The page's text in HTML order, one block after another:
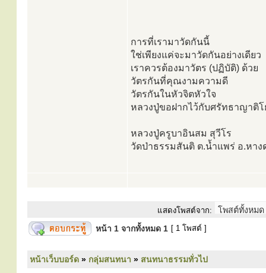
การที่เรามาวัดกันนี้
ใช่เพียงแค่จะมาวัดกันอย่างเดียว
เราควรต้องมาวัตร (ปฏิบัติ) ด้วย
วัตรกันที่คุณงามความดี
วัตรกันในหัวจิตหัวใจ
หลวงปู่ขอฝากไว้กับศรัทธาญาติโ
หลวงปู่ครูบาอินสม สุวีโร
วัดป่าธรรมสันติ ต.น้ำแพร่ อ.หาง
แสดงโพสต์จาก:
หน้า 1 จากทั้งหมด 1 [ 1 โพสต์ ]
หน้าเว็บบอร์ด » กลุ่มสนทนา » สนทนาธรรมทั่วไป